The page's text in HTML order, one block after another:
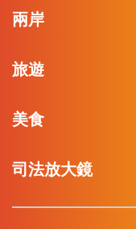
兩岸
旅遊
美食
司法放大鏡